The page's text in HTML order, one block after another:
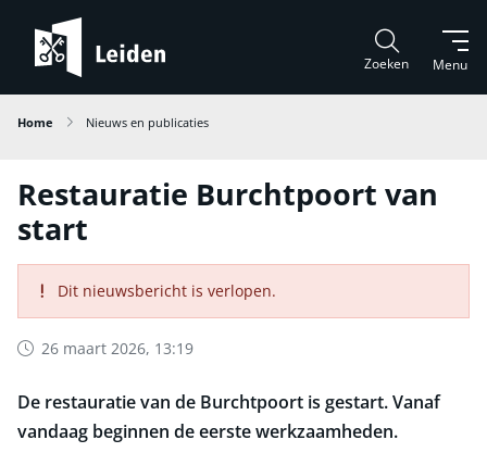
Menu
Zoeken
Home Nieuws en publicaties
Restauratie Burchtpoort van
start
Dit nieuwsbericht is verlopen.
26 maart 2026, 13:19
De restauratie van de Burchtpoort is gestart. Vanaf
vandaag beginnen de eerste werkzaamheden.